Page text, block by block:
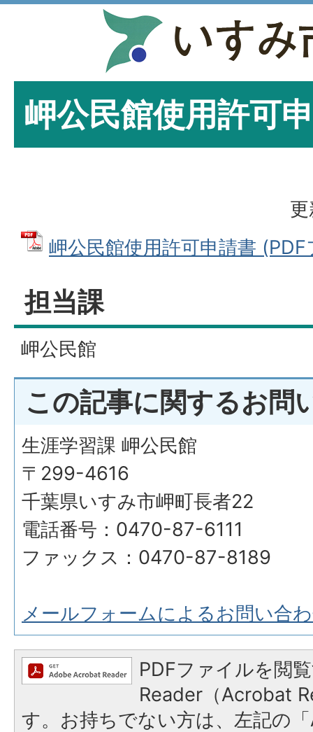
岬公民館使用許可
岬公民館使用許可申請書
担当課
岬公民館
この記事に関するお問
生涯学習課 岬公民館
〒299-4616
千葉県いすみ市岬町長者22
電話番号：0470-87-6111
ファックス：0470-87-8189
メールフォームによるお問い合
PDFファイルを閲
Reader（Acrobat
す。お持ちでない方は、左記の